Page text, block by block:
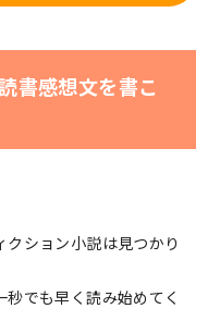
書感想文を書こ
ション小説は見つかり
でも早く読み始めてく